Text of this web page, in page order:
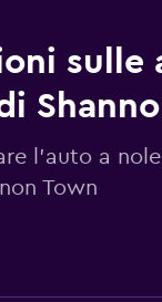
sulle
l'auto a
Town